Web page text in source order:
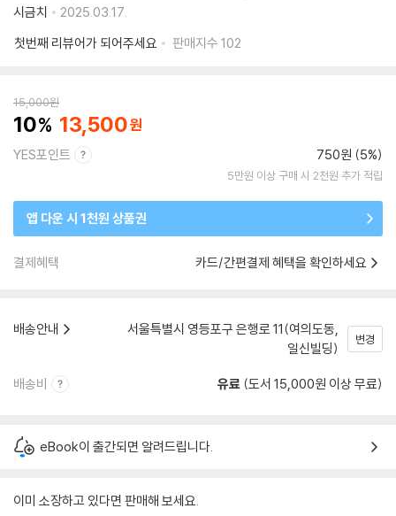
시금치
2025.03.17.
첫번째 리뷰어가 되어주세요
판매지수 102
15,000원
10 13,500
YES포인트 750원 (5%)
5만원 이상 구매 시 2천원 추가 적립
앱 다운 시 1천원 상품권
결제혜택 카드/간편결제 혜택을 확인하세요
배송안내
서울특별시 영등포구 은행로 11(여의도동,
일신빌딩)
변경
배송비 유료 (도서 15,000원 이상 무료)
eBook이 출간되면 알려드립니다.
이미 소장하고 있다면 판매해 보세요.